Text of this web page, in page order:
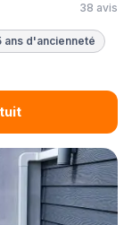
38 avis
ans d'ancienneté